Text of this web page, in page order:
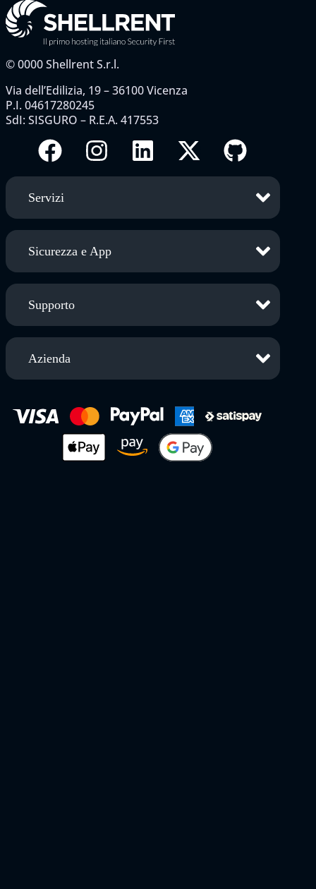
©0000Shellrent S.r.l.
Via dell’Edilizia, 19 – 36100 Vicenza
P.I. 04617280245
SdI: SISGURO – R.E.A. 417553
Servizi
Sicurezza e App
Supporto
Azienda